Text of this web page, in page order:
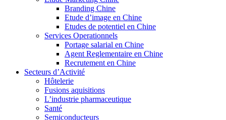
Branding Chine
Etude d’image en Chine
Etudes de potentiel en Chine
Services Operationnels
Portage salarial en Chine
Agent Reglementaire en Chine
Recrutement en Chine
Secteurs d’Activité
Hôtelerie
Fusions aquisitions
L’industrie pharmaceutique
Santé
Semiconducteurs